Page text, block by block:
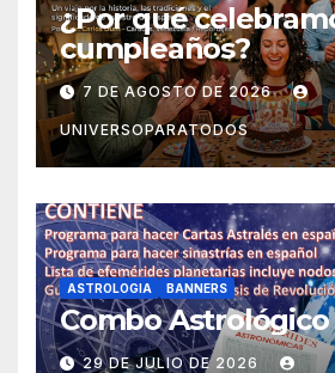
¿Por qué
cumpleaños?
7 DE AGOSTO DE 2026
UNIVERSOPARATODOS
ASTROLOGIA BANNERS
Combo Astrológico
29 DE JULIO DE 2026